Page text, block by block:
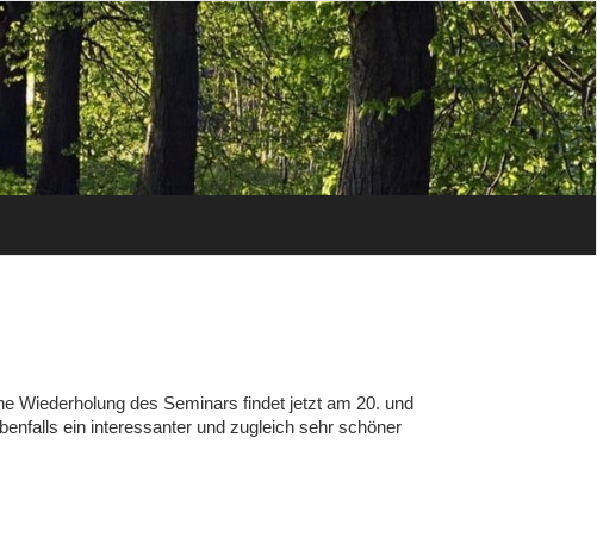
Wiederholung des Seminars findet jetzt am 20. und
ein interessanter und zugleich sehr schöner